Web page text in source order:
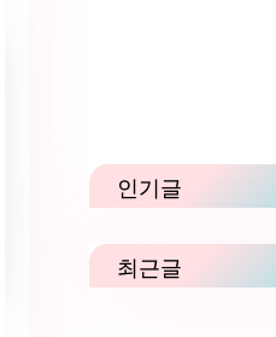
인기글
최근글